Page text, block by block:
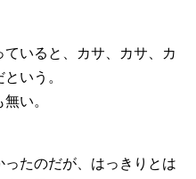
いると、カサ、カサ、カ
いう。
い。
たのだが、はっきりとは